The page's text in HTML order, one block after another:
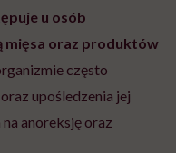
u osób
mięsa oraz produktów
często
upośledzenia jej
anoreksję oraz